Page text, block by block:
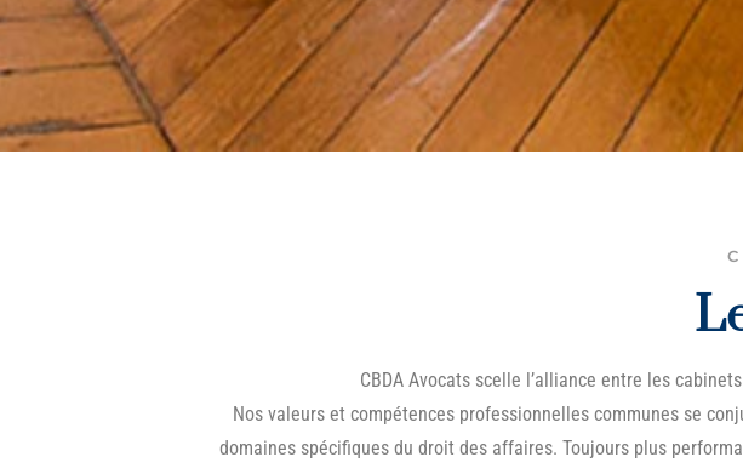
CBDA Avocats scelle l’alliance entre les
Nos valeurs et compétences professionnelles communes se
domaines spécifiques du droit des affaires. Toujours plus